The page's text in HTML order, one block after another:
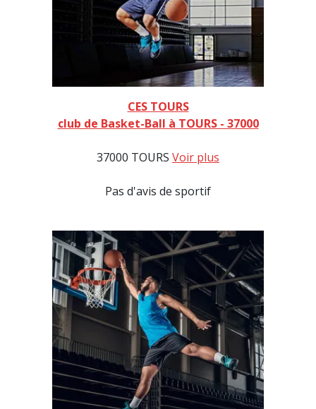
CES TOURS
club de Basket-Ball à TOURS - 37000
37000 TOURS Voir plus
Pas d'avis de sportif